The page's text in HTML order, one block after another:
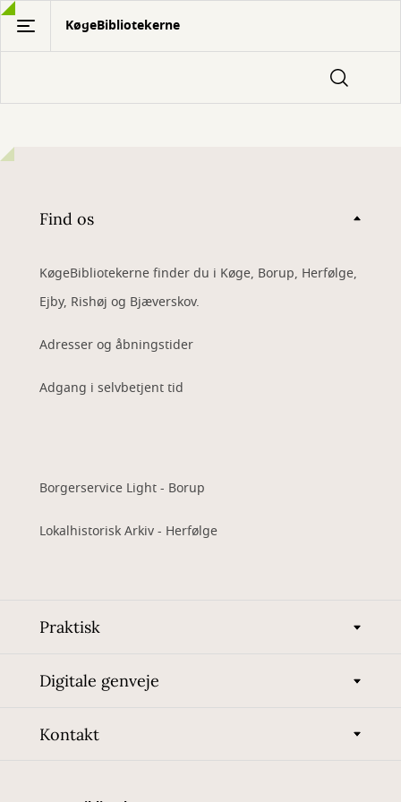
Gå
hovedindhold
KøgeBibliotekerne
Find os
KøgeBibliotekerne finder du i Køge, Borup, Herfølge,
Ejby, Rishøj og Bjæverskov.
Adresser og åbningstider
Adgang i selvbetjent tid
Borgerservice Light - Borup
Lokalhistorisk Arkiv - Herfølge
Praktisk
Digitale genveje
Kontakt